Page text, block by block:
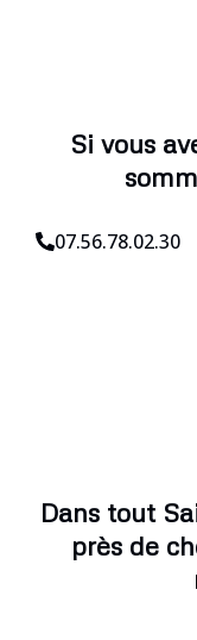
Si vous
07.56.78.02.30
Dans tout
près de